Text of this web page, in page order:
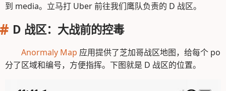
到 media。立马打 Uber 前往我们鹰队负责的 D 战区。
D 战区：大战前的控毒
Anormaly Map 应用提供了芝加哥战区地图，给每个 po
分了区域和编号，方便指挥。下图就是 D 战区的位置。